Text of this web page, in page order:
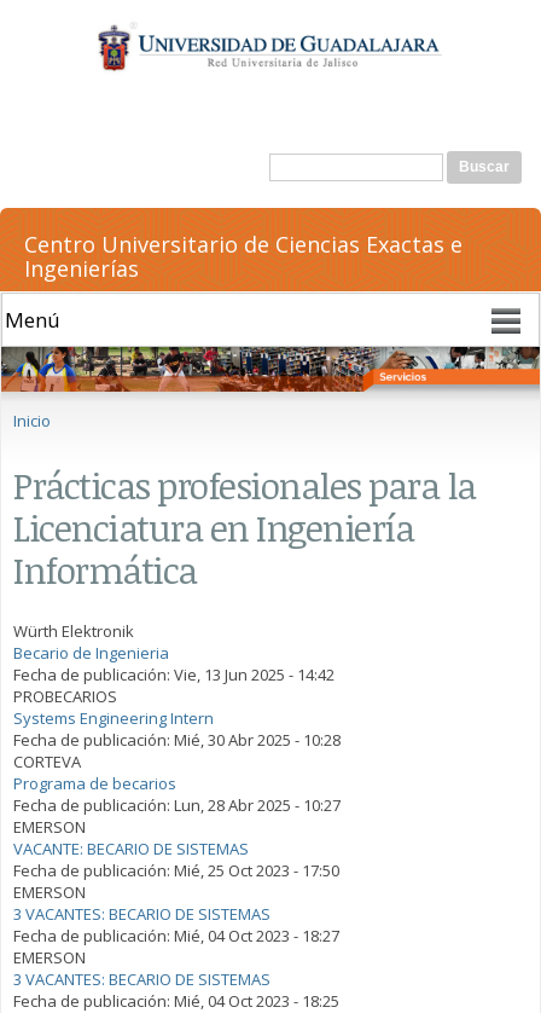
contenido
principal
Formulario de búsqueda
Buscar
Centro Universitario de Ciencias Exactas e
Ingenierías
Inicio
Prácticas profesionales para la
Licenciatura en Ingeniería
Informática
Würth Elektronik
Becario de Ingenieria
Fecha de publicación: Vie, 13 Jun 2025 - 14:42
PROBECARIOS
Systems Engineering Intern
Fecha de publicación: Mié, 30 Abr 2025 - 10:28
CORTEVA
Programa de becarios
Fecha de publicación: Lun, 28 Abr 2025 - 10:27
EMERSON
VACANTE: BECARIO DE SISTEMAS
Fecha de publicación: Mié, 25 Oct 2023 - 17:50
EMERSON
3 VACANTES: BECARIO DE SISTEMAS
Fecha de publicación: Mié, 04 Oct 2023 - 18:27
EMERSON
3 VACANTES: BECARIO DE SISTEMAS
Fecha de publicación: Mié, 04 Oct 2023 - 18:25